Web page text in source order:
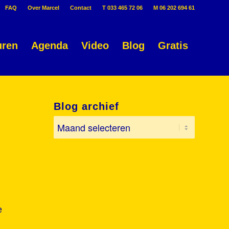
FAQ Over Marcel Contact T 033 465 72 06 M 06 202 694 61
Agenda Video Blog Gratis
Blog archief